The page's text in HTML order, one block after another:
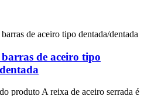
de aceiro tipo
produto A reixa de aceiro serrada é